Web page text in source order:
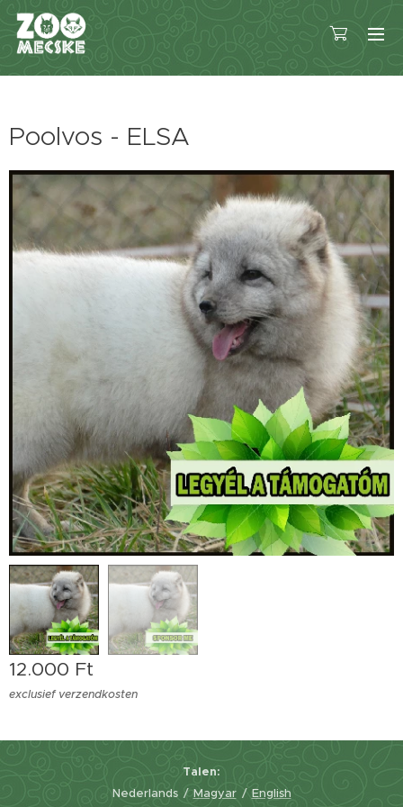
Poolvos - ELSA
12.000 Ft
exclusief verzendkosten
Talen
Nederlands
Magyar English